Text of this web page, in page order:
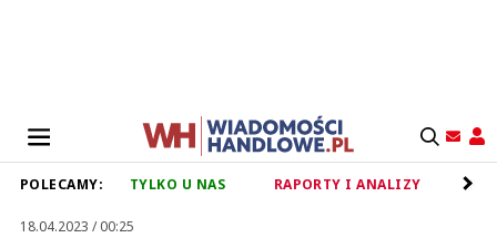
POLECAMY: TYLKO U NAS RAPORTY I ANALIZY
18.04.2023 / 00:25